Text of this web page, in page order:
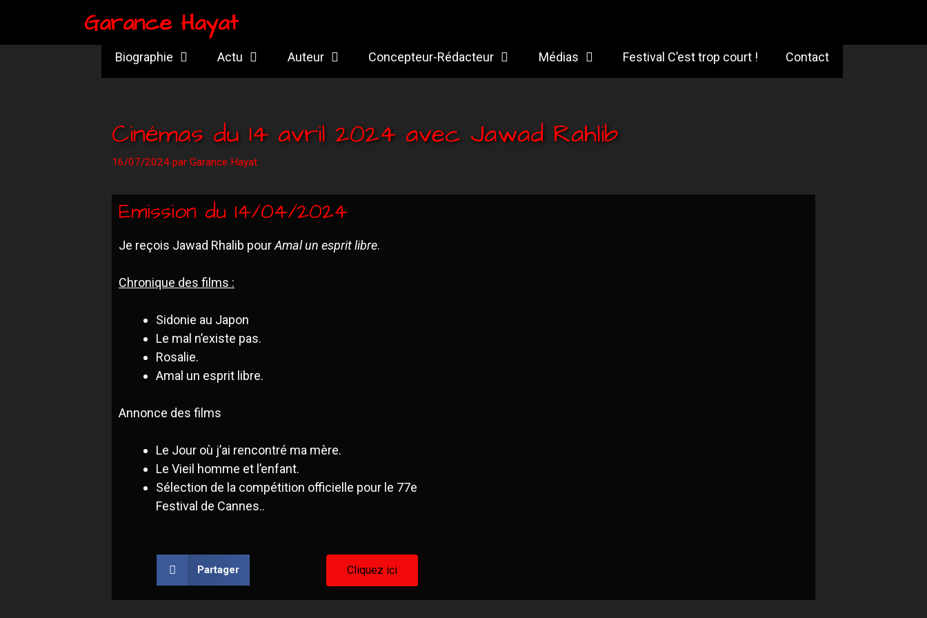
Garance Hayat
Biographie Actu Auteur Concepteur-Rédacteur Médias Festival C’est trop court ! Contact
Cinémas du 14 avril 2024 avec Jawad Rahlib
16/07/2024 par Garance Hayat
Emission du 14/04/2024
Je reçois Jawad Rhalib pourAmal un esprit libre.
Chronique des films :
Sidonie au Japon
Le mal n’existe pas.
Rosalie.
Amal un esprit libre.
Annonce des films
Le Jour où j’ai rencontré ma mère.
Le Vieil homme et l’enfant.
Sélection de la compétition officielle pour le 77e
Festival de Cannes..
Partager Cliquez ici